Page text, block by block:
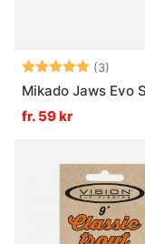
Betyg: (3)
5.0
Mikado Jaws Evo
fr. 59 kr